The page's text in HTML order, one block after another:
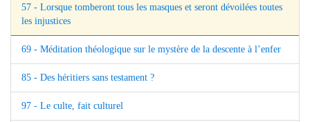
57 - Lorsque tomberont tous les masques et seront dévoilées toutes
les injustices
69 - Méditation théologique sur le mystère de la descente à l’enfer
85 - Des héritiers sans testament ?
97 - Le culte, fait culturel